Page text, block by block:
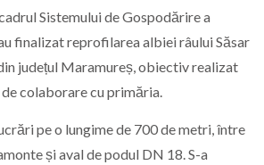
Sistemului de Gospodărire a
finalizat reprofilarea albiei râului Săsar
județul Maramureș, obiectiv realizat
colaborare cu primăria.
pe o lungime de 700 de metri, între
și aval de podul DN 18. S-a